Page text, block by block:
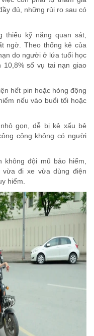
đủ, những rủi ro sau có
thiếu kỹ năng quan sát,
ngờ. Theo thống kê của
do người ở lứa tuổi học
số vụ tai nạn giao
hết pin hoặc hỏng động
nếu vào buổi tối hoặc
gọn, dễ bị kẻ xấu bẻ
cộng không có người
đội mũ bảo hiểm,
đi xe vừa dùng điện
hiểm.